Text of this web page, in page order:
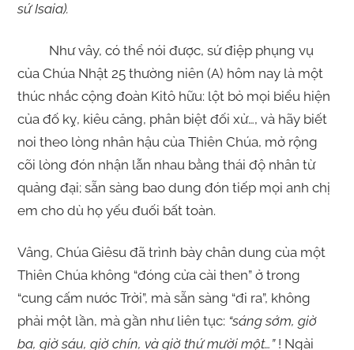
sứ Isaia).
Như vây, có thể nói được, sứ điệp phụng vụ
của Chúa Nhật 25 thường niên (A) hôm nay là một
thúc nhắc cộng đoàn Kitô hữu: lột bỏ mọi biểu hiện
của đố kỵ, kiêu căng, phân biệt đối xử…, và hãy biết
noi theo lòng nhân hậu của Thiên Chúa, mở rộng
cõi lòng đón nhận lẫn nhau bằng thái độ nhân từ
quảng đại; sẵn sàng bao dung đón tiếp mọi anh chị
em cho dù họ yếu đuối bất toàn.
Vâng, Chúa Giêsu đã trình bày chân dung của một
Thiên Chúa không “đóng cửa cài then” ở trong
“cung cấm nước Trời”, mà sẵn sàng “đi ra”, không
phải một lần, mà gần như liên tục: “sáng sớm, giờ
ba, giờ sáu, giờ chín, và giờ thứ mười một…”! Ngài